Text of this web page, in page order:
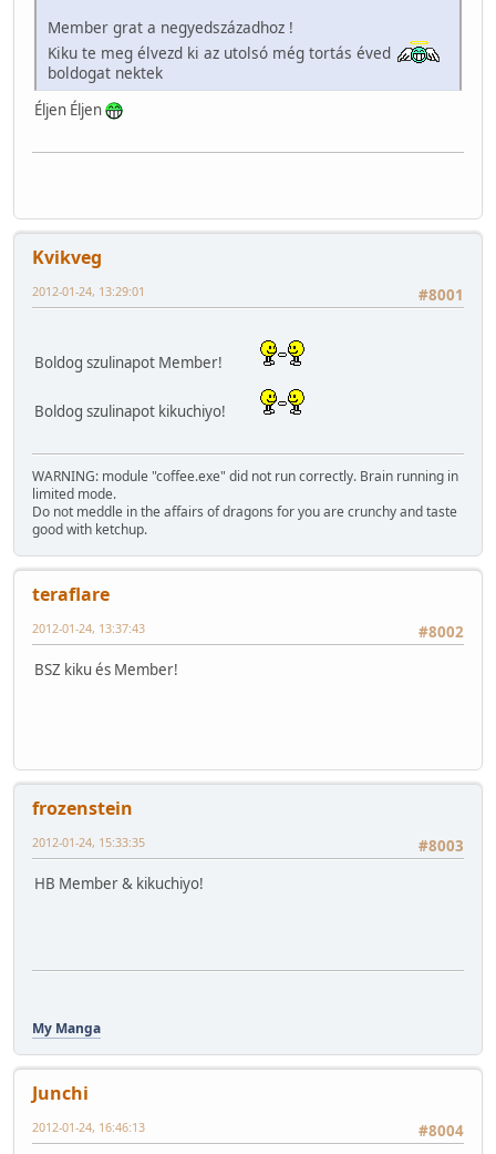
Member grat a negyedszázadhoz !
Kiku te meg élvezd ki az utolsó még tortás éved
boldogat nektek
Éljen Éljen
Kvikveg
#8001
2012-01-24, 13:29:01
Boldog szulinapot Member!
Boldog szulinapot kikuchiyo!
WARNING: module "coffee.exe" did not run correctly. Brain running in
limited mode.
Do not meddle in the affairs of dragons for you are crunchy and taste
good with ketchup.
teraflare
#8002
2012-01-24, 13:37:43
BSZ kiku és Member!
frozenstein
#8003
2012-01-24, 15:33:35
HB Member & kikuchiyo!
My Manga
Junchi
#8004
2012-01-24, 16:46:13